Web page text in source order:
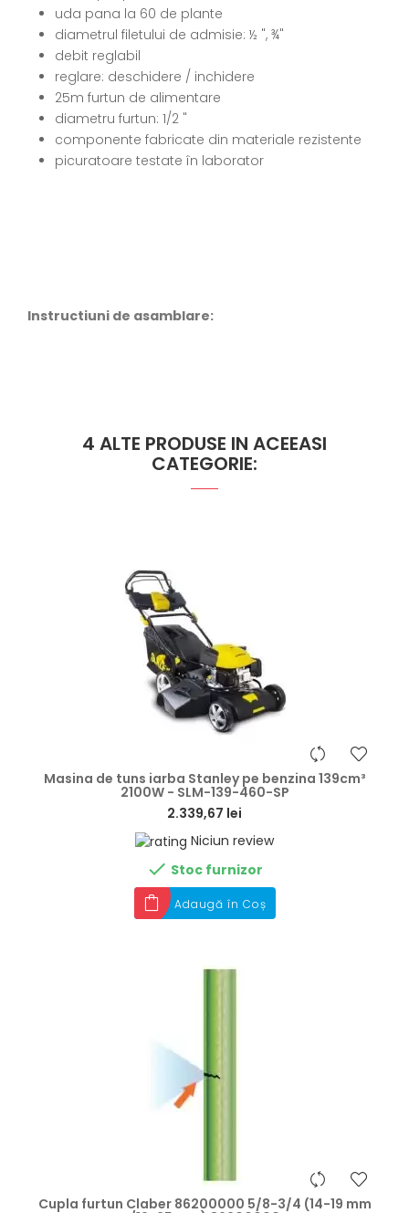
uda pana la 60 de plante
diametrul filetului de admisie: ½ ", ¾"
debit reglabil
reglare: deschidere / inchidere
25m furtun de alimentare
diametru furtun: 1/2 "
componente fabricate din materiale rezistente
picuratoare testate în laborator
Instructiuni de asamblare:
4 ALTE PRODUSE IN ACEEASI
CATEGORIE:
Masina de tuns iarba Stanley pe benzina 139cm³
2100W - SLM-139-460-SP
2.339,67 lei
Niciun review
 Stoc furnizor
Adaugă în Coș
Cupla furtun Claber 86200000 5/8-3/4 (14-19 mm